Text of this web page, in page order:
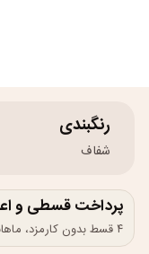
رنگبندی
شفاف
پرداخت قسطی و
۴ قسط بدون کارمزد، ماهانه ۱۴۰٬۰۰۰ تومان